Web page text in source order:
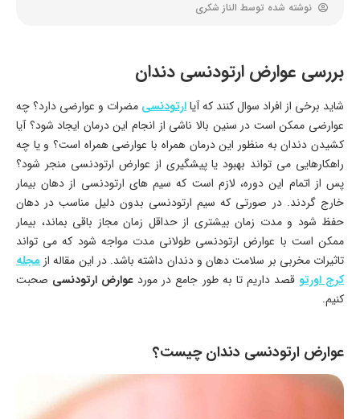
نوشته شده توسط الناز شکری
بررسی عوارض ارتودنسی دندان
شاید برخی از افراد سوال کنند که آیاارتودنسی مضرات و عوارضی دارد؟ چه
عوارضی ممکن است در سنین بالا ناشی از انجام این درمان ایجاد شود؟ آیا
کشیدن دندان به منظور این درمان همراه با عوارضی همراه است؟ و یا چه
راهکارهایی می ‌تواند بهبود یا پیشگیری از عوارض ارتودنسی منجر شود؟
پس از اتمام این دوره، لازم است که سیم‌ های ارتودنسی از دهان بیمار
خارج گردند. در صورتی که سیم ارتودنسی بدون دلیل مناسب در دهان
حفظ شود و مدت زمان بیشتری از حداقل زمان مجاز باقی بماند، بیمار
ممکن است با عوارض ارتودنسی طولانی ‌مدت مواجه شود که می ‌تواند
تاثیرات مخربی بر سلامت دهان و دندان داشته باشد. در این مقاله ازمجله
کرج اورتو قصد داریم تا به طور جامع در مورد عوارض ارتودنسی صحبت
کنیم.
عوارض ارتودنسی دندان چیست؟